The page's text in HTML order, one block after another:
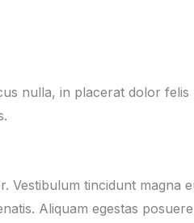
nulla, in placerat dolor felis
Vestibulum tincidunt magna
Aliquam egestas